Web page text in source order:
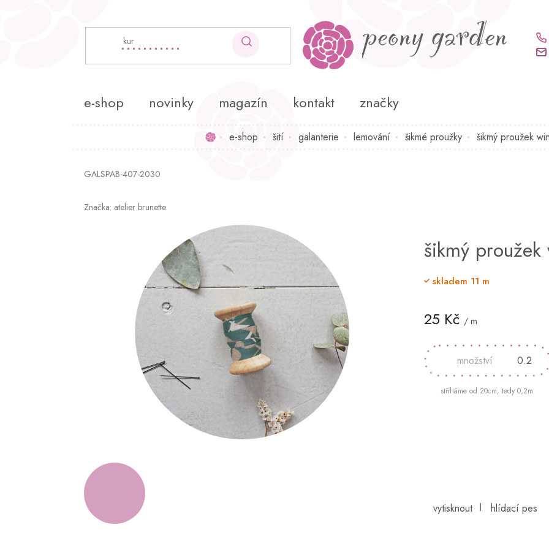
e-shop novinky magazín kontakt značky
Domůe-shop šití galanterie lemování šikmé proužky šikmý proužek
GALSPAB-407-2030
Značka: atelier brunette
25 Kč / m
cena:
skladem 11 m
stříháme od 20cm, tedy 0,2m
šikmý